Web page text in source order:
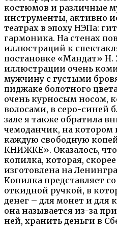
костюмов и различные
инструменты, активно
театрах в эпоху НЭПа:
гармоника. На стенах
иллюстраций к
постановке «Мандат» Н.
иллюстрации очень
мужчину с густыми
пиджаке болотного
очень курносым носом,
волосами, в серо-синей
зале я также обратила
чемоданчик, на
каждую свободную
КНИЖКЕ». Оказалось,
копилка, которая,
изготовлена на
Копилка представляет
откидной ручкой, в
денег – для монет и для
она называется из-за
ней, хранить деньги в